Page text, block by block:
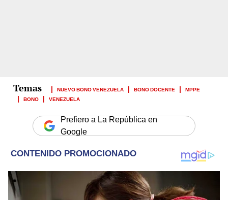
NUEVO BONO VENEZUELA BONO DOCENTE
MPPE
BONO
VENEZUELA
Prefiero a La República en
Google